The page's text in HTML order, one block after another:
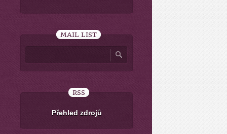
MAIL LIST
RSS
Přehled zdrojů